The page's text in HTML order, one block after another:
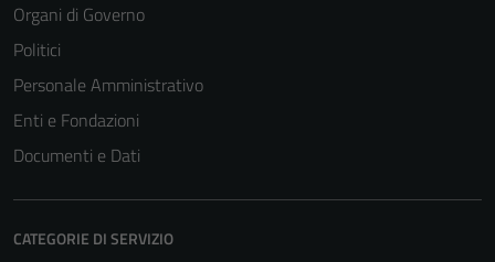
Organi di Governo
Politici
Personale Amministrativo
Enti e Fondazioni
Documenti e Dati
CATEGORIE DI SERVIZIO